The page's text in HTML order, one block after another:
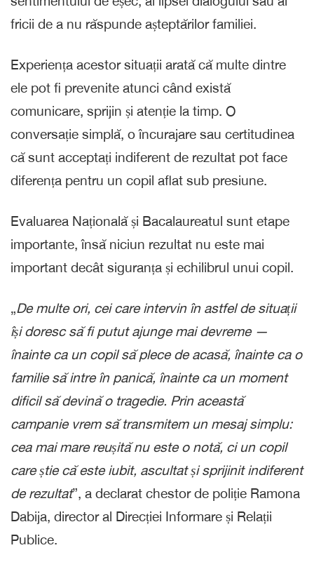
fricii de a nu răspunde așteptărilor familiei.
Experiența acestor situații arată că multe dintre
ele pot fi prevenite atunci când există
comunicare, sprijin și atenție la timp. O
conversație simplă, o încurajare sau certitudinea
că sunt acceptați indiferent de rezultat pot face
diferența pentru un copil aflat sub presiune.
Evaluarea Națională și Bacalaureatul sunt etape
importante, însă niciun rezultat nu este mai
important decât siguranța și echilibrul unui copil.
„De multe ori, cei care intervin în astfel de situații
își doresc să fi putut ajunge mai devreme —
înainte ca un copil să plece de acasă, înainte ca o
familie să intre în panică, înainte ca un moment
dificil să devină o tragedie. Prin această
campanie vrem să transmitem un mesaj simplu:
cea mai mare reușită nu este o notă, ci un copil
care știe că este iubit, ascultat și sprijinit indiferent
de rezultat”, a declarat chestor de poliție Ramona
Dabija, director al Direcției Informare și Relații
Publice.